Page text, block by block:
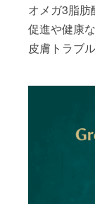
オメガ3脂
促進や健康
皮膚トラブ